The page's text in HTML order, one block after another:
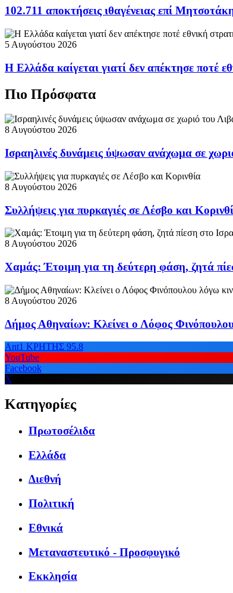
102.711 αποκτήσεις ιθαγένειας επί
5 Αυγούστου 2026
Η Ελλάδα καίγεται γιατί δεν απέκτησε ποτέ
Πιο Πρόσφατα
8 Αυγούστου 2026
Ισραηλινές δυνάμεις ύψωσαν ανάχωμα σε
8 Αυγούστου 2026
Συλλήψεις για πυρκαγιές σε Λέσβο και
8 Αυγούστου 2026
Χαμάς: Έτοιμη για τη δεύτερη φάση, ζητά
8 Αυγούστου 2026
Δήμος Αθηναίων: Κλείνει ο Λόφος
Ant1 ΚΡΗΤΗΣ 95.8
YouTube
Facebook
X
Κατηγορίες
Πρωτοσέλιδα
Ελλάδα
Διεθνή
Πολιτική
Εθνικά
Μεταναστευτικό - Προσφυγικό
Εκκλησία